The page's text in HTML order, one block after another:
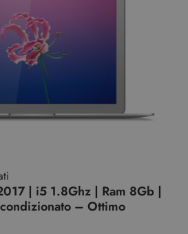
| i5 1.8Ghz | Ram 8Gb |
– Ottimo